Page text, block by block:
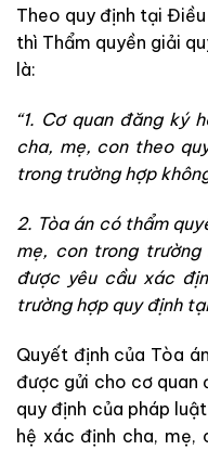
Theo quy định tại Điều
thì Thẩm quyền giải
là:
“1. Cơ quan đăng ký
cha, mẹ, con theo
trong trường hợp
2. Tòa án có thẩm
mẹ, con trong
được yêu cầu xác
trường hợp quy định
Quyết định của Tòa
được gửi cho cơ quan
quy định của pháp
hệ xác định cha, mẹ,